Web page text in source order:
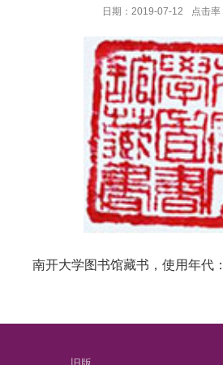
日期：2019-07-12 点击率
南开大学图书馆藏书，使用年代